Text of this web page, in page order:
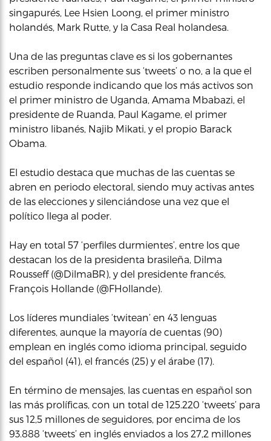
singapurés, Lee Hsien Loong, el primer ministro
holandés, Mark Rutte, y la Casa Real holandesa.
Una de las preguntas clave es si los gobernantes
escriben personalmente sus ‘tweets’ o no, a la que el
estudio responde indicando que los más activos son
el primer ministro de Uganda, Amama Mbabazi, el
presidente de Ruanda, Paul Kagame, el primer
ministro libanés, Najib Mikati, y el propio Barack
Obama.
El estudio destaca que muchas de las cuentas se
abren en periodo electoral, siendo muy activas antes
de las elecciones y silenciándose una vez que el
político llega al poder.
Hay en total 57 ‘perfiles durmientes’, entre los que
destacan los de la presidenta brasileña, Dilma
Rousseff (@DilmaBR), y del presidente francés,
François Hollande (@FHollande).
Los líderes mundiales ‘twitean’ en 43 lenguas
diferentes, aunque la mayoría de cuentas (90)
emplean en inglés como idioma principal, seguido
del español (41), el francés (25) y el árabe (17).
En término de mensajes, las cuentas en español son
las más prolíficas, con un total de 125.220 ‘tweets’ para
sus 12,5 millones de seguidores, por encima de los
93.888 ‘tweets’ en inglés enviados a los 27,2 millones